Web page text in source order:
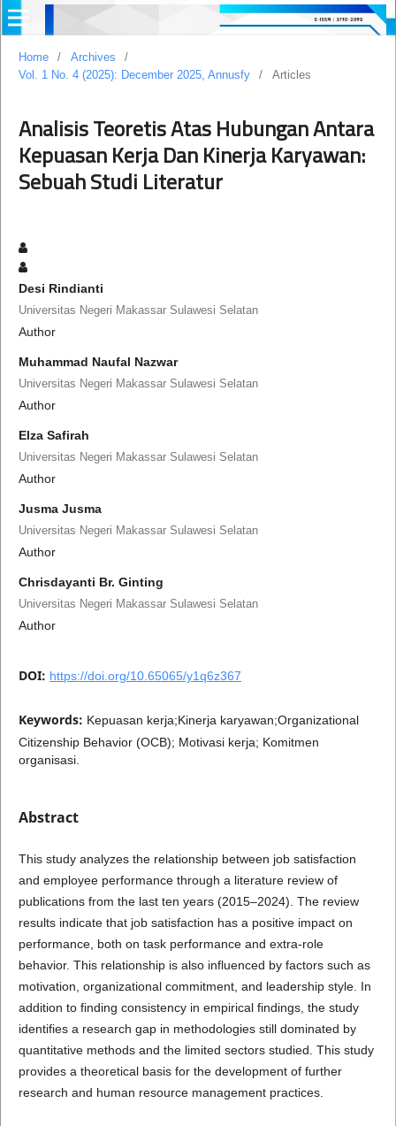
Home / Archives
/
Vol. 1 No. 4 (2025): December 2025, Annusfy
/ Articles
Analisis Teoretis Atas Hubungan Antara
Kepuasan Kerja Dan Kinerja Karyawan:
Sebuah Studi Literatur
Desi Rindianti
Universitas Negeri Makassar Sulawesi Selatan
Author
Muhammad Naufal Nazwar
Universitas Negeri Makassar Sulawesi Selatan
Author
Elza Safirah
Universitas Negeri Makassar Sulawesi Selatan
Author
Jusma Jusma
Universitas Negeri Makassar Sulawesi Selatan
Author
Chrisdayanti Br. Ginting
Universitas Negeri Makassar Sulawesi Selatan
Author
DOI: https://doi.org/10.65065/y1q6z367
Keywords: Kepuasan kerja;Kinerja karyawan;Organizational
Citizenship Behavior (OCB); Motivasi kerja; Komitmen
organisasi.
Abstract
This study analyzes the relationship between job satisfaction
and employee performance through a literature review of
publications from the last ten years (2015–2024). The review
results indicate that job satisfaction has a positive impact on
performance, both on task performance and extra-role
behavior. This relationship is also influenced by factors such as
motivation, organizational commitment, and leadership style. In
addition to finding consistency in empirical findings, the study
identifies a research gap in methodologies still dominated by
quantitative methods and the limited sectors studied. This study
provides a theoretical basis for the development of further
research and human resource management practices.